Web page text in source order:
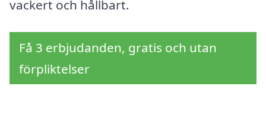
vackert och hållbart.
Få 3 erbjudanden, gratis och utan
förpliktelser